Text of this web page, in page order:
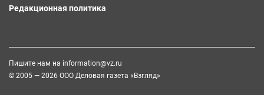
Редакционная политика
Пишите нам на information@vz.ru
© 2005 — 2026 ООО Деловая газета «Взгляд»